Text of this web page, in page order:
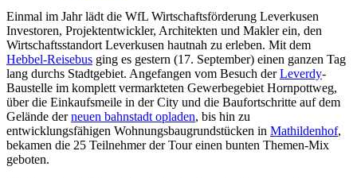
Einmal im Jahr lädt die WfL Wirtschaftsförderung Leverkusen
Investoren, Projektentwickler, Architekten und Makler ein, den
Wirtschaftsstandort Leverkusen hautnah zu erleben. Mit dem
Hebbel-Reisebus ging es gestern (17. September) einen ganzen Tag
lang durchs Stadtgebiet. Angefangen vom Besuch derLeverdy-
Baustelle im komplett vermarkteten Gewerbegebiet Hornpottweg,
über die Einkaufsmeile in der City und die Baufortschritte auf dem
Gelände derneuen bahnstadt opladen, bis hin zu
entwicklungsfähigen Wohnungsbaugrundstücken in Mathildenhof,
bekamen die 25 Teilnehmer der Tour einen bunten Themen-Mix
geboten.